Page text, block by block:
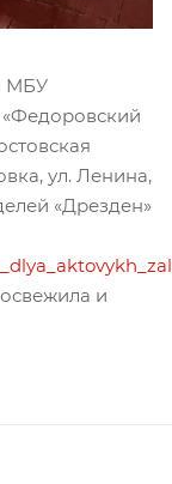
МБУ
ул. Ленина,
«Дрезден»
и